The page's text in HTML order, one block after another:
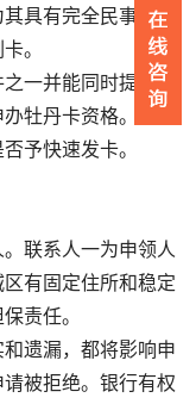
具有完全民事行为
。
一并能同时提供两
牡丹卡资格。发卡
予快速发卡。
联系人一为申领人
有固定住所和稳定
责任。
遗漏，都将影响申
被拒绝。银行有权